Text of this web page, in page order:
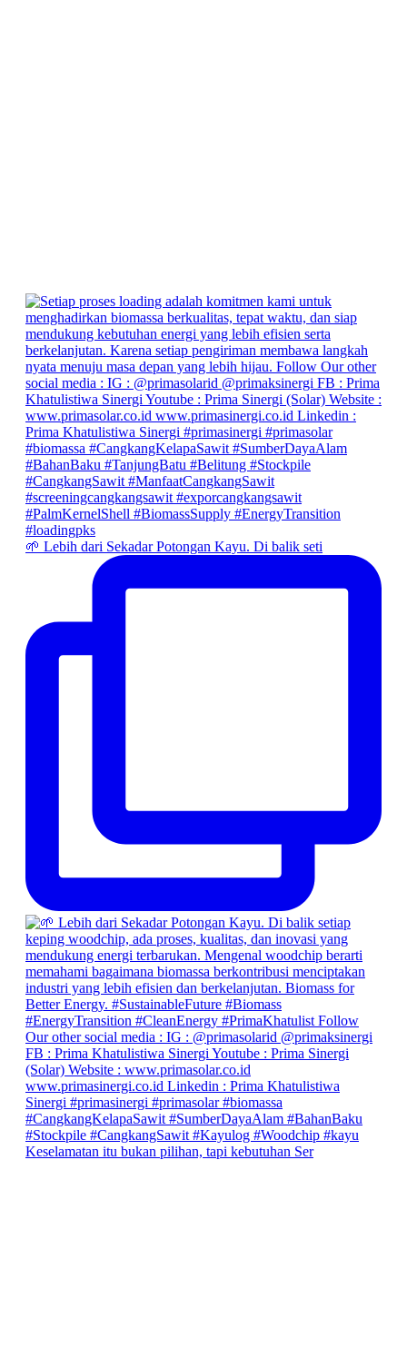
🌱 Lebih dari Sekadar Potongan Kayu. Di balik seti
Keselamatan itu bukan pilihan, tapi kebutuhan Ser